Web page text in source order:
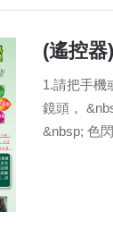
(遙控
1.請把手機
鏡頭，
&nbsp; 色